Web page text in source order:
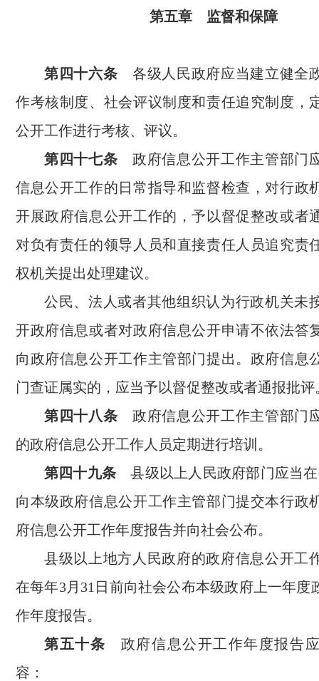
第五章 监督和保障
第四十六条 各级人民政府应当建立健全
作考核制度、社会评议制度和责任追究制度，
公开工作进行考核、评议。
第四十七条 政府信息公开工作主管部门
信息公开工作的日常指导和监督检查，对行政
开展政府信息公开工作的，予以督促整改或者
对负有责任的领导人员和直接责任人员追究责
权机关提出处理建议。
公民、法人或者其他组织认为行政机关未
开政府信息或者对政府信息公开申请不依法答
向政府信息公开工作主管部门提出。政府信息
门查证属实的，应当予以督促整改或者通报批评
第四十八条 政府信息公开工作主管部门
的政府信息公开工作人员定期进行培训。
第四十九条 县级以上人民政府部门应当在
向本级政府信息公开工作主管部门提交本行政
府信息公开工作年度报告并向社会公布。
县级以上地方人民政府的政府信息公开工
在每年3月31日前向社会公布本级政府上一年度
作年度报告。
第五十条 政府信息公开工作年度报告
容：